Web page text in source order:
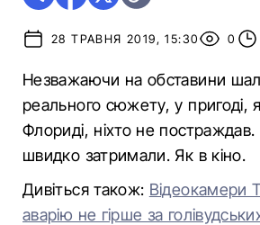
28 ТРАВНЯ 2019, 15:30 0
Незважаючи на обставини
реального сюжету, у пригоді,
Флориді, ніхто не
швидко затримали. Як в кіно.
Дивіться також: Відеокамери
аварію не гірше за